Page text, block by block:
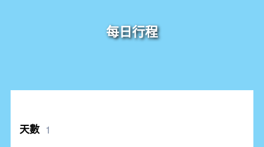
每日行程
1